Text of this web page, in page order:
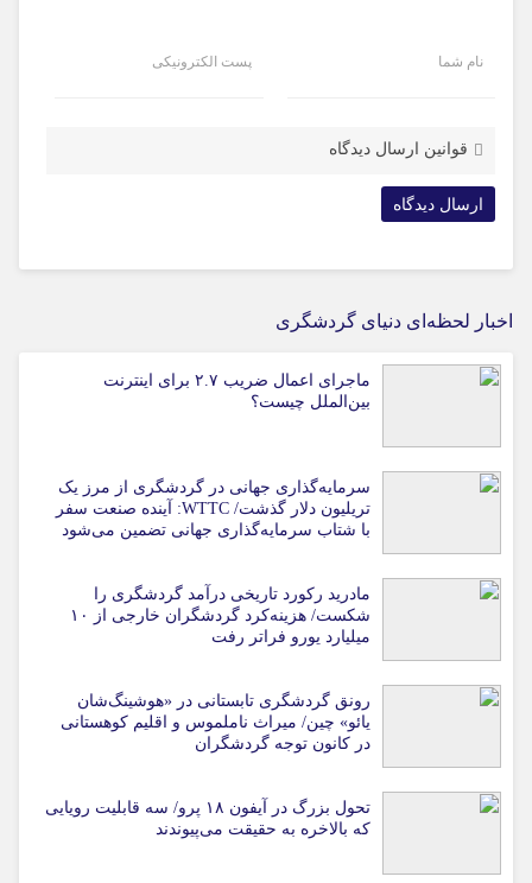
نام شما پست الکترونیکی
قوانین ارسال دیدگاه
اخبار لحظه‌ای دنیای گردشگری
ماجرای اعمال ضریب ۲.۷ برای اینترنت
بین‌الملل چیست؟
سرمایه‌گذاری جهانی در گردشگری از مرز یک
تریلیون دلار گذشت/ WTTC: آینده صنعت سفر
با شتاب سرمایه‌گذاری جهانی تضمین می‌شود
مادرید رکورد تاریخی درآمد گردشگری را
شکست/ هزینه‌کرد گردشگران خارجی از ۱۰
میلیارد یورو فراتر رفت
رونق گردشگری تابستانی در «هوشینگ‌شان
یائو» چین/ میراث ناملموس و اقلیم کوهستانی
در کانون توجه گردشگران
تحول بزرگ در آیفون ۱۸ پرو/ سه قابلیت رویایی
که بالاخره به حقیقت می‌پیوندند